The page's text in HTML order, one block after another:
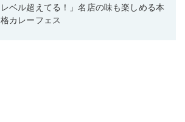
レベル超えてる！」名店の味も楽しめる本
格カレーフェス